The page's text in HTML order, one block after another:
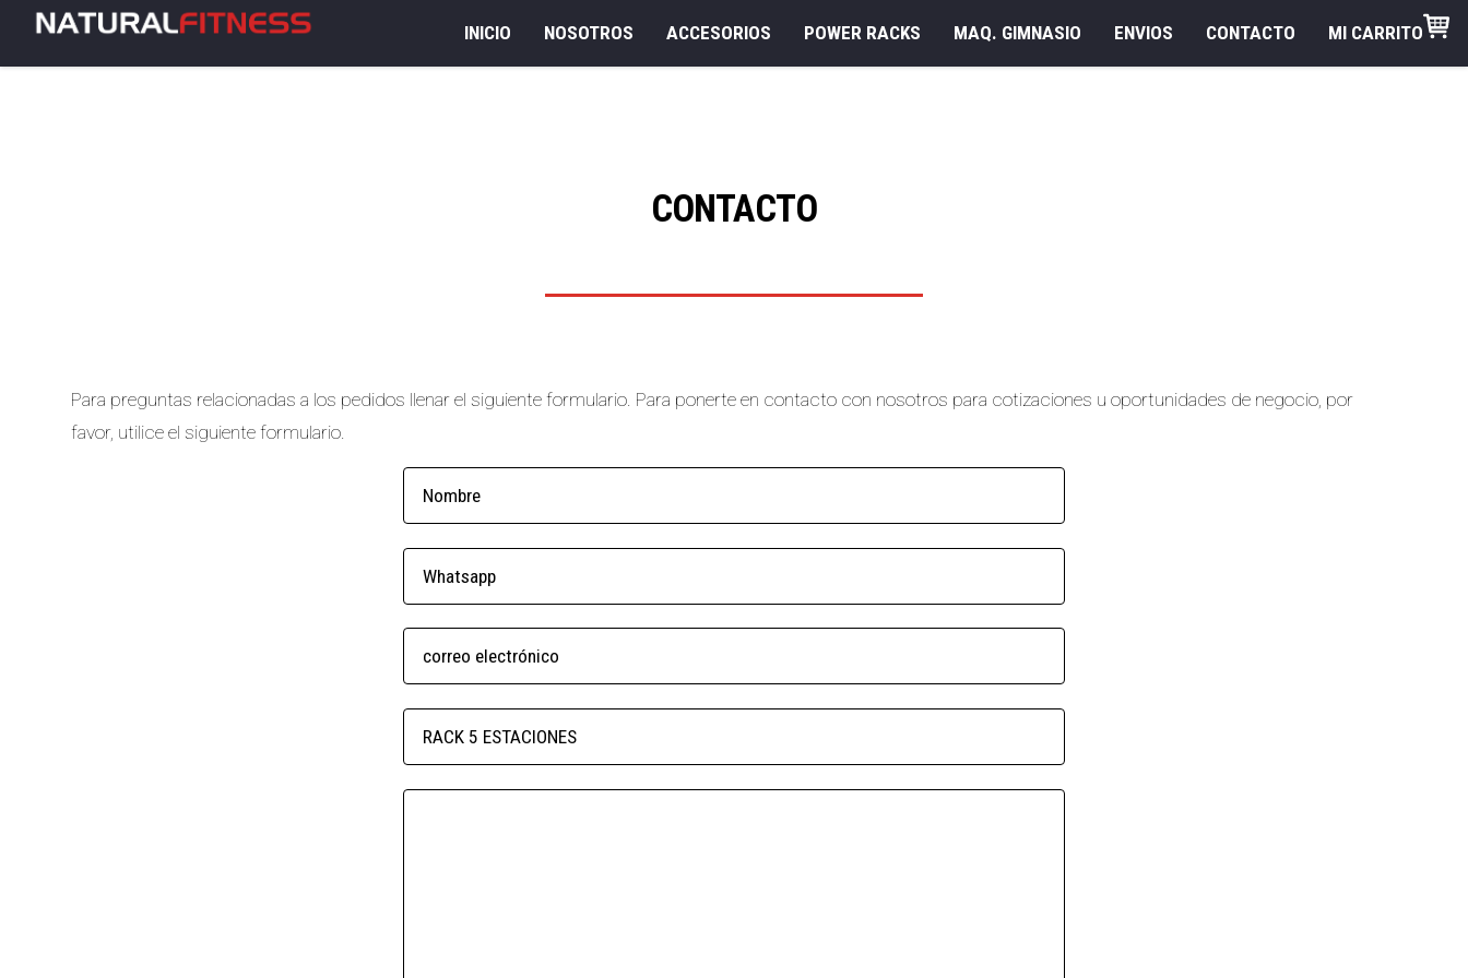
INICIO NOSOTROS ACCESORIOS POWER RACKS MAQ. GIMNASIO ENVIOS CONTACTO MI CARRITO
CONTACTO
Para preguntas relacionadas a los pedidos llenar el siguiente formulario. Para ponerte en contacto con nosotros para cotizaciones u oportunidades de negocio, por
favor, utilice el siguiente formulario.